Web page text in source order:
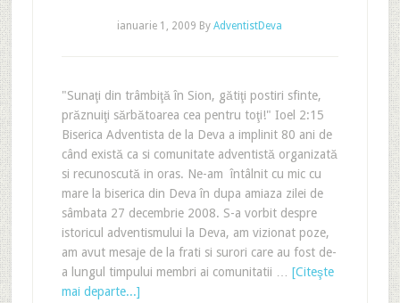
ianuarie 1, 2009 ByAdventistDeva
"Sunaţi din trâmbiţă în Sion, gătiţi postiri sfinte,
prăznuiţi sărbătoarea cea pentru toţi!" Ioel 2:15
Biserica Adventista de la Deva a implinit 80 ani de
când există ca si comunitate adventistă organizată
si recunoscută in oras. Ne-am întâlnit cu mic cu
mare la biserica din Deva în dupa amiaza zilei de
sâmbata 27 decembrie 2008. S-a vorbit despre
istoricul adventismului la Deva, am vizionat poze,
am avut mesaje de la frati si surori care au fost de-
a lungul timpului membri ai comunitatii … [Citeşte
mai departe...]